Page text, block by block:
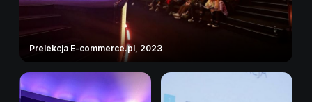
Prelekcja E-commerce.pl, 2023